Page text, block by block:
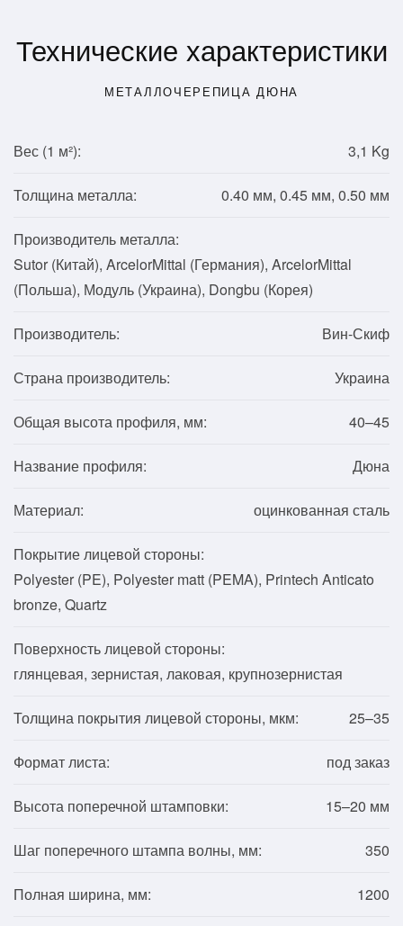
Технические характеристики
МЕТАЛЛОЧЕРЕПИЦА ДЮНА
Вес (1 м²): 3,1 Kg
Толщина металла: 0.40 мм, 0.45 мм, 0.50 мм
Производитель металла:
Sutor (Китай), ArcelorMittal (Германия), ArcelorMittal
(Польша), Модуль (Украина), Dongbu (Корея)
Производитель: Вин-Скиф
Страна производитель: Украина
Общая высота профиля, мм: 40–45
Название профиля: Дюна
Материал: оцинкованная сталь
Покрытие лицевой стороны:
Polyester (PE), Polyester matt (PEMA), Printech Anticato
bronze, Quartz
Поверхность лицевой стороны:
глянцевая, зернистая, лаковая, крупнозернистая
Толщина покрытия лицевой стороны, мкм: 25–35
Формат листа: под заказ
Высота поперечной штамповки: 15–20 мм
Шаг поперечного штампа волны, мм: 350
Полная ширина, мм: 1200